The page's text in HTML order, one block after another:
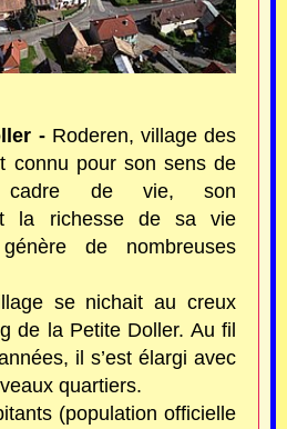
- Roderen, village des
connu pour son sens de
cadre de vie, son
la richesse de sa vie
de nombreuses
se nichait au creux
de la Petite Doller. Au fil
il s’est élargi avec
quartiers.
(population officielle